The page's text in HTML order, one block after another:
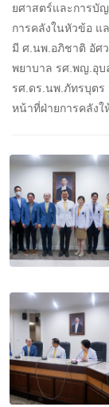
ยศาสตร์และการบั
การคลังในหัวข้อ แ
มี ศ.นพ.อภิชาติ อัศ
พยาบาล รศ.พญ.อุบ
รศ.ดร.นพ.ภัทรบุตร
หน้าที่ฝ่ายการคลังใ